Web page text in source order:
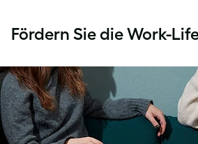
Fördern Sie die Work-